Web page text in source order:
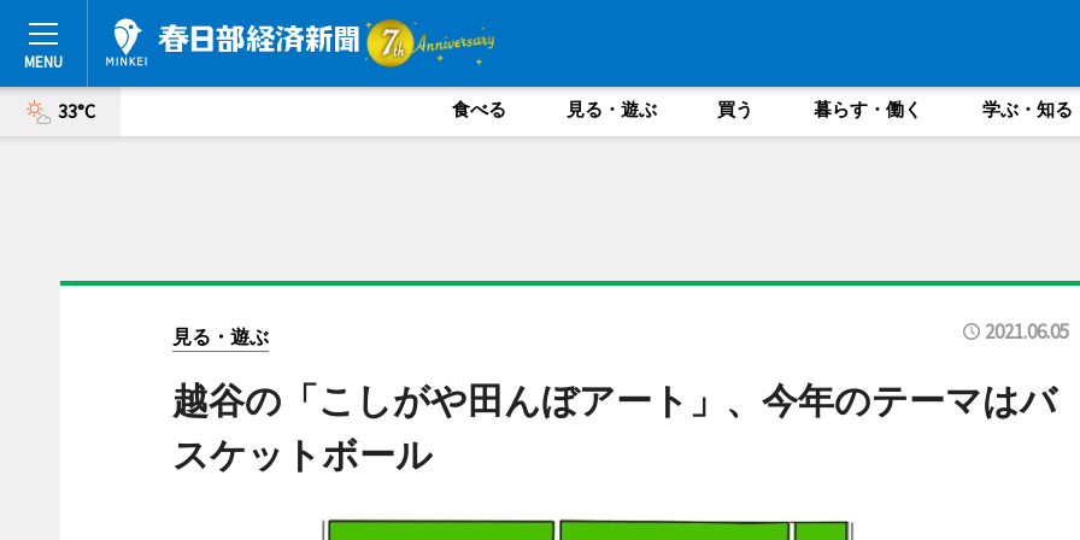
33°C 食べる 見る・遊ぶ 買う 暮らす・働く 学ぶ・知る
見る・遊ぶ 2021.06.05
越谷の「こしがや田んぼアート」、今年のテーマはバ
スケットボール